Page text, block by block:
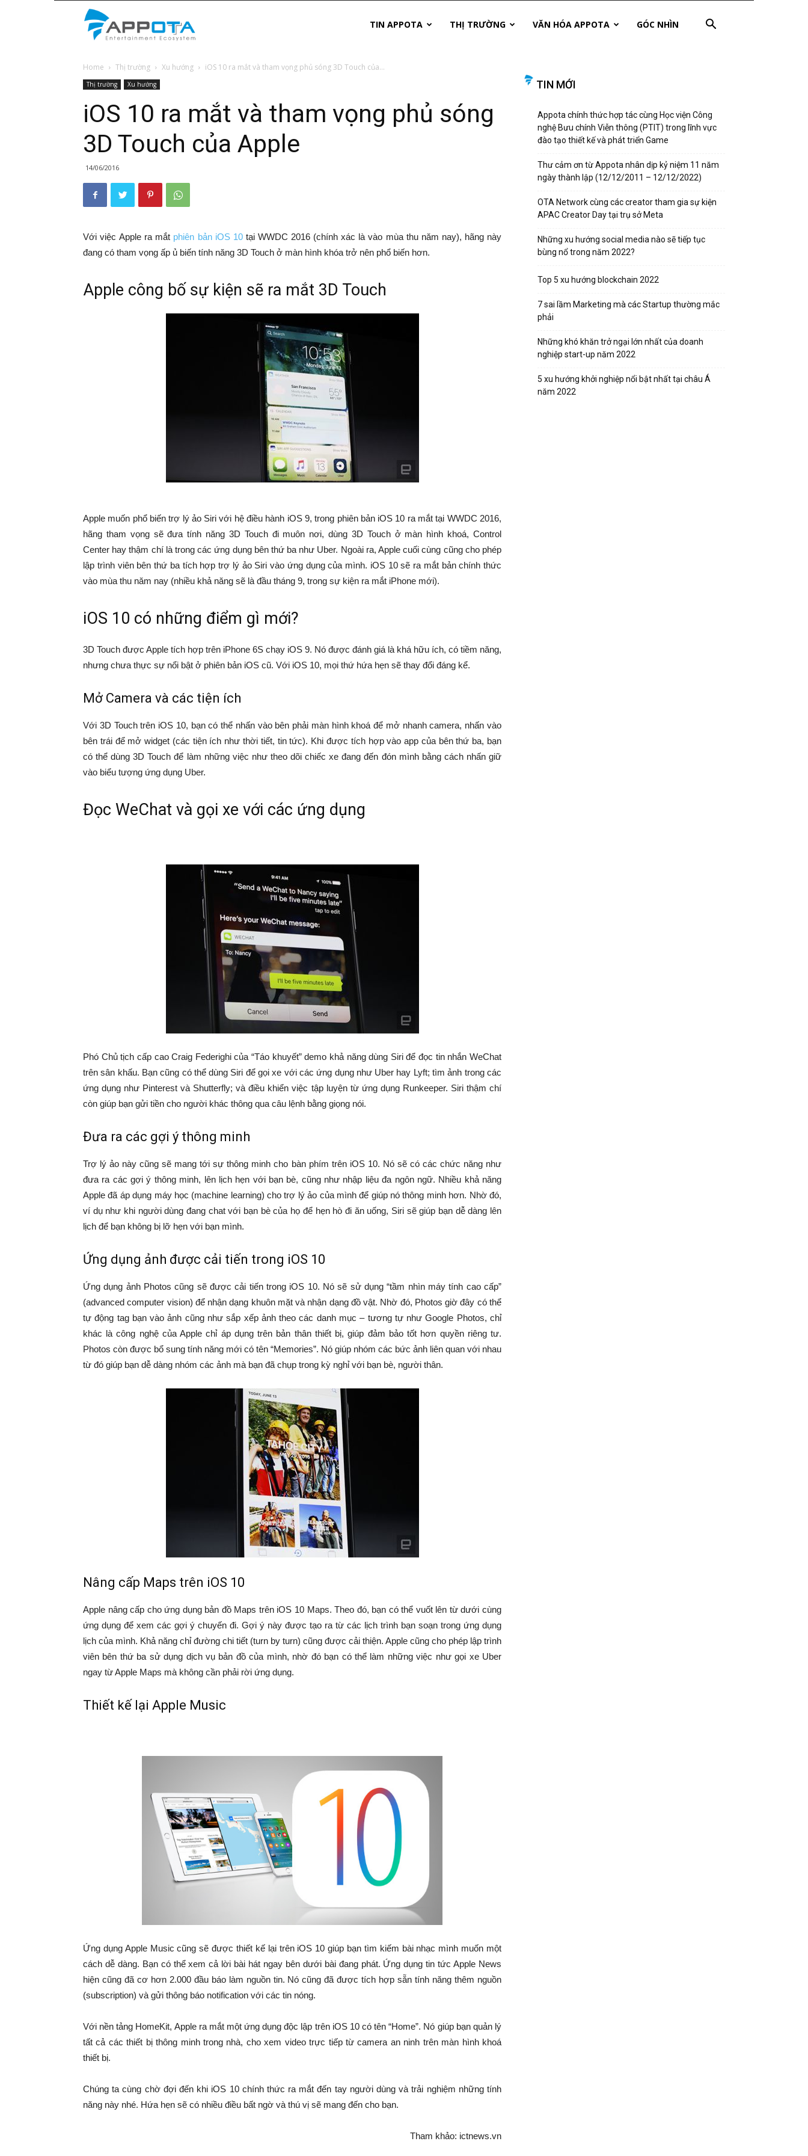
News
TIN APPOTA THỊ TRƯỜNG VĂN HÓA APPOTA GÓC NHÌN
Home Thị trường Xu hướng iOS 10 ra mắt và tham vọng phủ sóng 3D Touch của...
Thị trường Xu hướng
iOS 10 ra mắt và tham vọng phủ sóng
3D Touch của Apple
14/06/2016
Với việc Apple ra mắt phiên bản iOS 10tại WWDC 2016 (chính xác là vào mùa thu năm nay), hãng này
đang có tham vọng ấp ủ biến tính năng 3D Touch ở màn hình khóa trở nên phổ biến hơn.
Apple công bố sự kiện sẽ ra mắt 3D Touch
Apple muốn phổ biến trợ lý ảo Siri với hệ điều hành iOS 9, trong phiên bản iOS 10 ra mắt tại WWDC 2016,
hãng tham vọng sẽ đưa tính năng 3D Touch đi muôn nơi, dùng 3D Touch ở màn hình khoá, Control
Center hay thậm chí là trong các ứng dụng bên thứ ba như Uber. Ngoài ra, Apple cuối cùng cũng cho phép
lập trình viên bên thứ ba tích hợp trợ lý ảo Siri vào ứng dụng của mình. iOS 10 sẽ ra mắt bản chính thức
vào mùa thu năm nay (nhiều khả năng sẽ là đầu tháng 9, trong sự kiện ra mắt iPhone mới).
iOS 10 có những điểm gì mới?
3D Touch được Apple tích hợp trên iPhone 6S chạy iOS 9. Nó được đánh giá là khá hữu ích, có tiềm năng,
nhưng chưa thực sự nổi bật ở phiên bản iOS cũ. Với iOS 10, mọi thứ hứa hẹn sẽ thay đổi đáng kể.
Mở Camera và các tiện ích
Với 3D Touch trên iOS 10, bạn có thể nhấn vào bên phải màn hình khoá để mở nhanh camera, nhấn vào
bên trái để mở widget (các tiện ích như thời tiết, tin tức). Khi được tích hợp vào app của bên thứ ba, bạn
có thể dùng 3D Touch để làm những việc như theo dõi chiếc xe đang đến đón mình bằng cách nhấn giữ
vào biểu tượng ứng dụng Uber.
Đọc WeChat và gọi xe với các ứng dụng
Phó Chủ tịch cấp cao Craig Federighi của “Táo khuyết” demo khả năng dùng Siri để đọc tin nhắn WeChat
trên sân khấu. Bạn cũng có thể dùng Siri để gọi xe với các ứng dụng như Uber hay Lyft; tìm ảnh trong các
ứng dụng như Pinterest và Shutterfly; và điều khiển việc tập luyện từ ứng dụng Runkeeper. Siri thậm chí
còn giúp bạn gửi tiền cho người khác thông qua câu lệnh bằng giọng nói.
Đưa ra các gợi ý thông minh
Trợ lý ảo này cũng sẽ mang tới sự thông minh cho bàn phím trên iOS 10. Nó sẽ có các chức năng như
đưa ra các gợi ý thông minh, lên lịch hẹn với bạn bè, cũng như nhập liệu đa ngôn ngữ. Nhiều khả năng
Apple đã áp dụng máy học (machine learning) cho trợ lý ảo của mình để giúp nó thông minh hơn. Nhờ đó,
ví dụ như khi người dùng đang chat với bạn bè của họ để hẹn hò đi ăn uống, Siri sẽ giúp bạn dễ dàng lên
lịch để bạn không bị lỡ hẹn với bạn mình.
Ứng dụng ảnh được cải tiến trong iOS 10
Ứng dụng ảnh Photos cũng sẽ được cải tiến trong iOS 10. Nó sẽ sử dụng “tầm nhìn máy tính cao cấp”
(advanced computer vision) để nhận dạng khuôn mặt và nhận dạng đồ vật. Nhờ đó, Photos giờ đây có thể
tự động tag bạn vào ảnh cũng như sắp xếp ảnh theo các danh mục – tương tự như Google Photos, chỉ
khác là công nghệ của Apple chỉ áp dụng trên bản thân thiết bị, giúp đảm bảo tốt hơn quyền riêng tư.
Photos còn được bổ sung tính năng mới có tên “Memories”. Nó giúp nhóm các bức ảnh liên quan với nhau
từ đó giúp bạn dễ dàng nhóm các ảnh mà bạn đã chụp trong kỳ nghỉ với bạn bè, người thân.
Nâng cấp Maps trên iOS 10
Apple nâng cấp cho ứng dụng bản đồ Maps trên iOS 10 Maps. Theo đó, bạn có thể vuốt lên từ dưới cùng
ứng dụng để xem các gợi ý chuyến đi. Gợi ý này được tạo ra từ các lịch trình bạn soạn trong ứng dụng
lịch của mình. Khả năng chỉ đường chi tiết (turn by turn) cũng được cải thiện. Apple cũng cho phép lập trình
viên bên thứ ba sử dụng dịch vụ bản đồ của mình, nhờ đó bạn có thể làm những việc như gọi xe Uber
ngay từ Apple Maps mà không cần phải rời ứng dụng.
Thiết kế lại Apple Music
Ứng dụng Apple Music cũng sẽ được thiết kế lại trên iOS 10 giúp bạn tìm kiếm bài nhạc mình muốn một
cách dễ dàng. Bạn có thể xem cả lời bài hát ngay bên dưới bài đang phát. Ứng dụng tin tức Apple News
hiện cũng đã cơ hơn 2.000 đầu báo làm nguồn tin. Nó cũng đã được tích hợp sẵn tính năng thêm nguồn
(subscription) và gửi thông báo notification với các tin nóng.
Với nền tảng HomeKit, Apple ra mắt một ứng dụng độc lập trên iOS 10 có tên “Home”. Nó giúp bạn quản lý
tất cả các thiết bị thông minh trong nhà, cho xem video trực tiếp từ camera an ninh trên màn hình khoá
thiết bị.
Chúng ta cùng chờ đợi đến khi iOS 10 chính thức ra mắt đến tay người dùng và trải nghiệm những tính
năng này nhé. Hứa hẹn sẽ có nhiều điều bất ngờ và thú vị sẽ mang đến cho bạn.
Tham khảo: ictnews.vn
TIN MỚI
Appota chính thức hợp tác cùng Học viện Công
nghệ Bưu chính Viễn thông (PTIT) trong lĩnh vực
đào tạo thiết kế và phát triển Game
Thư cảm ơn từ Appota nhân dịp kỷ niệm 11 năm
ngày thành lập (12/12/2011 – 12/12/2022)
OTA Network cùng các creator tham gia sự kiện
APAC Creator Day tại trụ sở Meta
Những xu hướng social media nào sẽ tiếp tục
bùng nổ trong năm 2022?
Top 5 xu hướng blockchain 2022
7 sai lầm Marketing mà các Startup thường mắc
phải
Những khó khăn trở ngại lớn nhất của doanh
nghiệp start-up năm 2022
5 xu hướng khởi nghiệp nổi bật nhất tại châu Á
năm 2022